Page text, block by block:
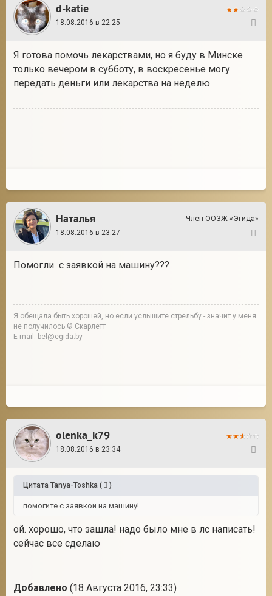
d-katie
18.08.2016 в 22:25
Я готова помочь лекарствами, но я буду в Минске
только вечером в субботу, в воскресенье могу
передать деньги или лекарства на неделю
Наталья
Член ООЗЖ «Эгида»
18.08.2016 в 23:27
Помогли с заявкой на машину???
Я обещала быть хорошей, но если услышите стрельбу - значит у меня
не получилось © Скарлетт
E-mail: bel@egida.by
olenka_k79
18.08.2016 в 23:34
Цитата Tanya-Toshka ( )
помогите с заявкой на машину!
ой. хорошо, что зашла! надо было мне в лс написать!
сейчас все сделаю
Добавлено (18 Августа 2016, 23:33)